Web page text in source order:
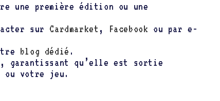
une première édition ou une
sur Cardmarket , Facebook ou par e-
blog dédié .
garantissant qu’elle est sortie
ou votre jeu.